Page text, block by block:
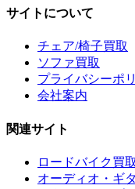
サイトについて
チェア/椅子買取
ソファ買取
プライバシーポ
会社案内
関連サイト
ロードバイク買
オーディオ・ギ